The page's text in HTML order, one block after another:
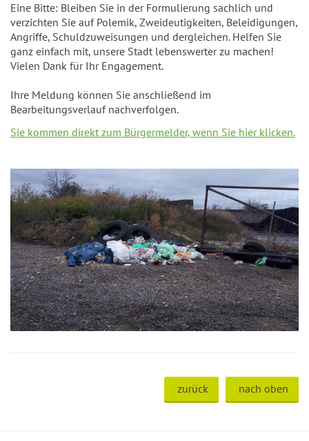
Eine Bitte: Bleiben Sie in der Formulierung sachlich und
verzichten Sie auf Polemik, Zweideutigkeiten, Beleidigungen,
Angriffe, Schuldzuweisungen und dergleichen. Helfen Sie
ganz einfach mit, unsere Stadt lebenswerter zu machen!
Vielen Dank für Ihr Engagement.
Ihre Meldung können Sie anschließend im
Bearbeitungsverlauf nachverfolgen.
Sie kommen direkt zum Bürgermelder, wenn Sie hier klicken.
zurück nach oben